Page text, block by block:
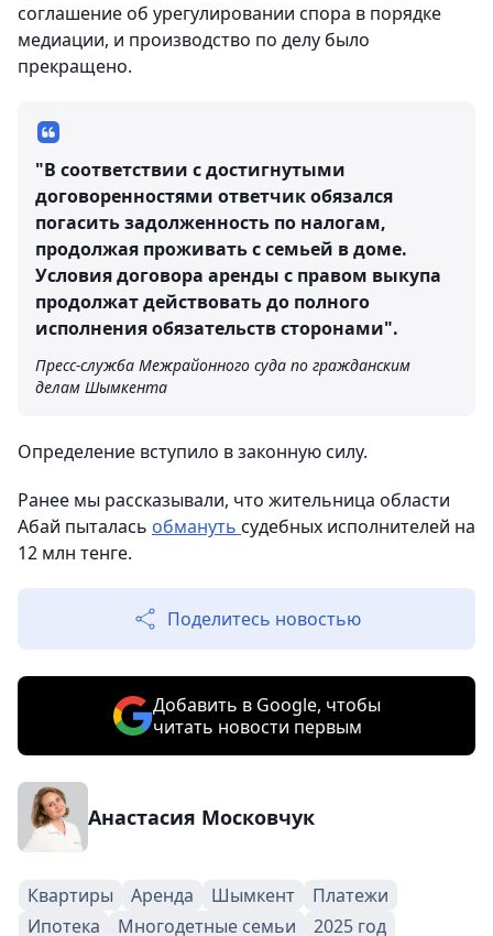
соглашение об урегулировании спора в порядке
медиации, и производство по делу было
прекращено.
"В соответствии с достигнутыми
договоренностями ответчик обязался
погасить задолженность по налогам,
продолжая проживать с семьей в доме.
Условия договора аренды с правом выкупа
продолжат действовать до полного
исполнения обязательств сторонами".
Пресс-служба Межрайонного суда по гражданским
делам Шымкента
Определение вступило в законную силу.
Ранее мы рассказывали, что жительница области
Абай пыталась обмануть судебных исполнителей на
12 млн тенге.
Поделитесь новостью
Добавить в Google, чтобы
читать новости первым
Анастасия Московчук
Квартиры Аренда Шымкент
Платежи
Ипотека
Многодетные семьи 2025 год